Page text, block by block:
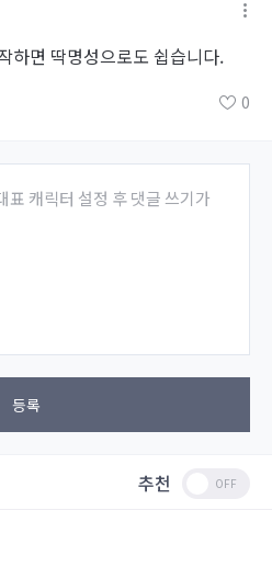
하면 딱명성으로도 쉽습니다.
0
표 캐릭터 설정 후 댓글 쓰기가
등록
추천